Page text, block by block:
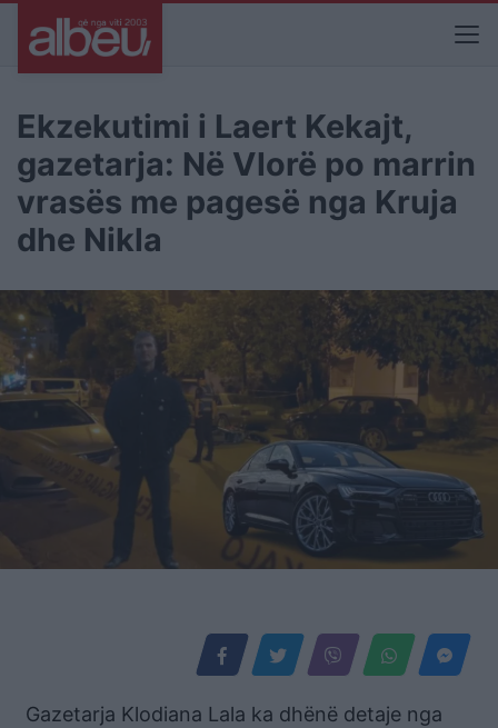
Ekzekutimi i Laert Kekajt,
gazetarja: Në Vlorë po marrin
vrasës me pagesë nga Kruja
dhe Nikla
Gazetarja Klodiana Lala ka dhënë detaje nga